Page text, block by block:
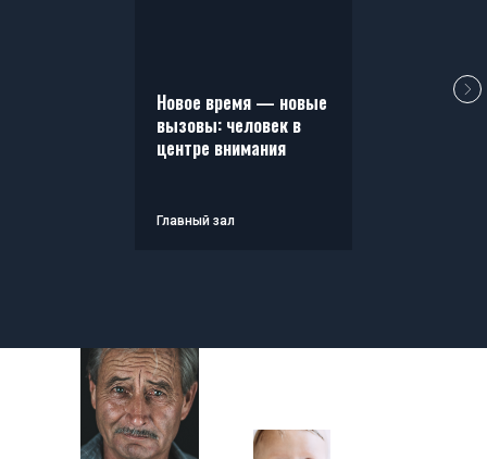
Новое время — новые
вызовы: человек в
центре внимания
Главный зал